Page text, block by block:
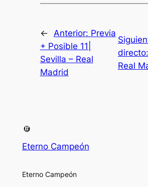
← Anterior: Previa
+ Posible 11|
Sevilla – Real
Madrid
Real
Eterno Campeón
Eterno Campeón